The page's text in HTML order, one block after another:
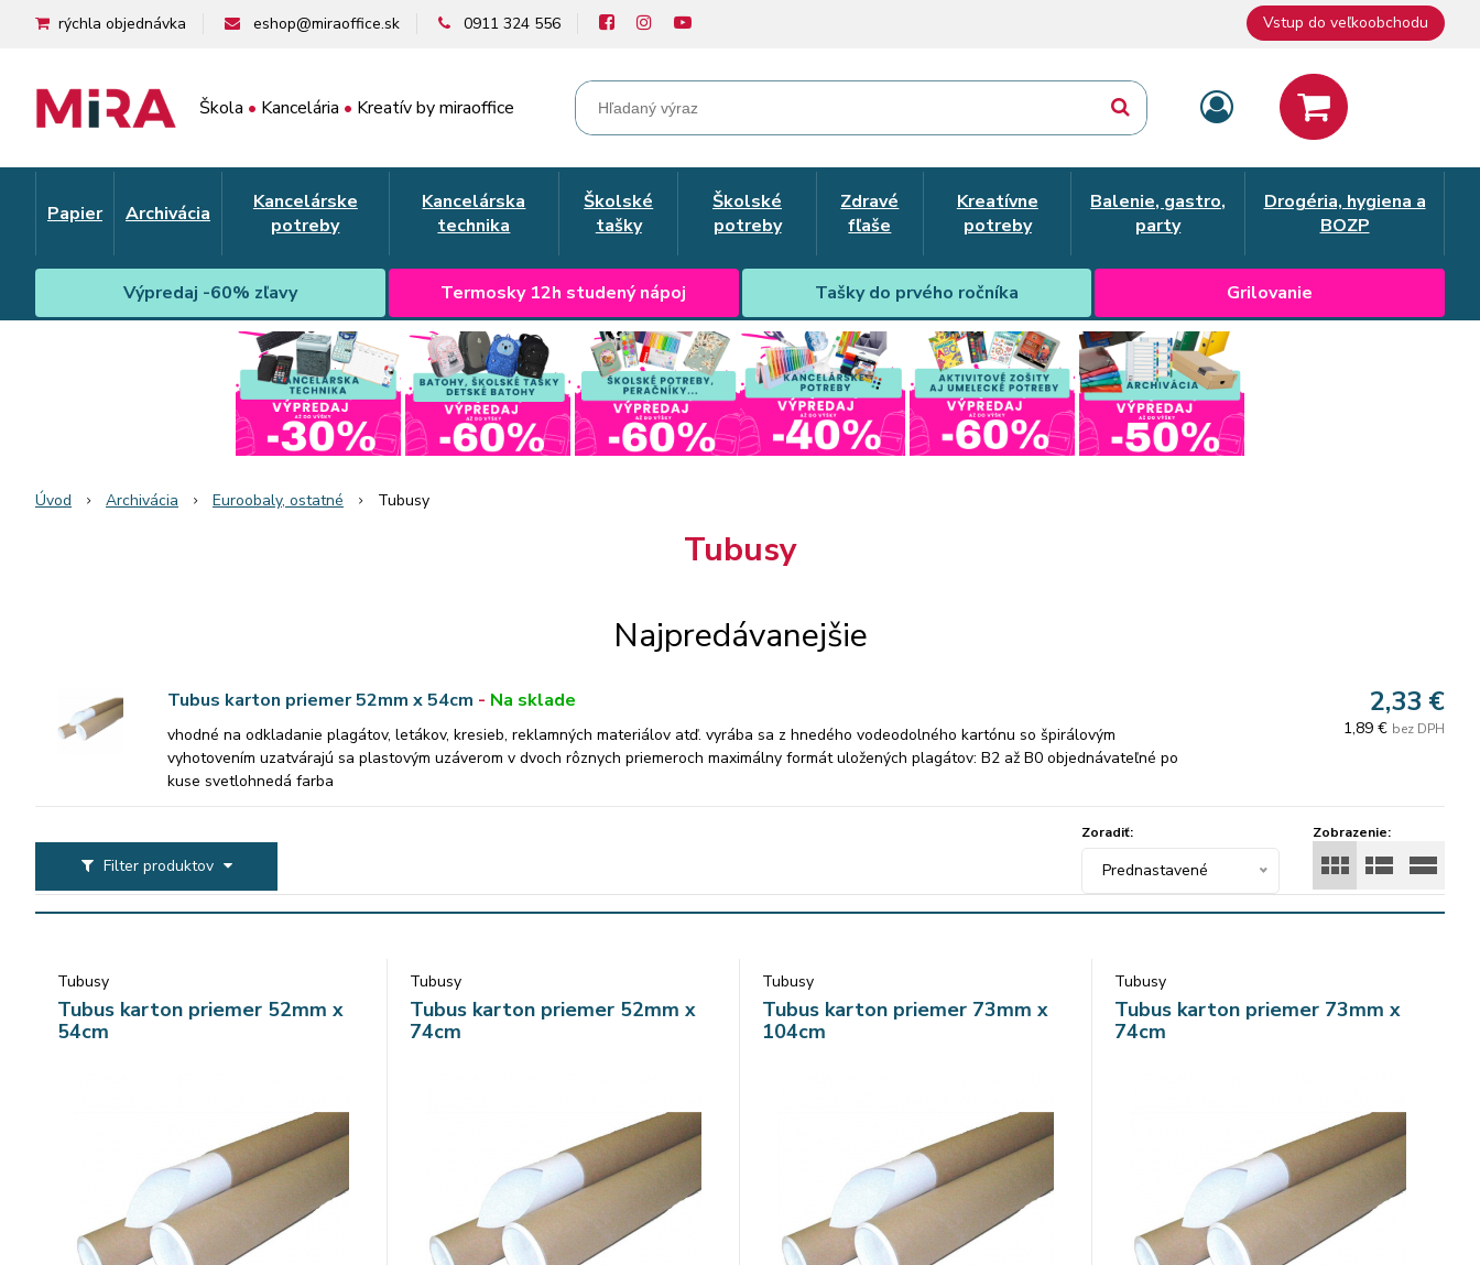
Škola • Kancelária • Kreatív by miraoffice
rýchla objednávka eshop@miraoffice.sk 0911 324 556 Vstup do veľkoobchodu
Papier Archivácia
Kancelárske
potreby
Kancelárska
technika
Školské
tašky
Školské
potreby
Zdravé
fľaše
Kreatívne
potreby
Balenie, gastro,
party
Drogéria, hygiena a
BOZP
Výpredaj -60% zľavy Termosky 12h studený nápoj Tašky do prvého ročníka Grilovanie
Úvod Archivácia Euroobaly, ostatné Tubusy
Tubusy
Najpredávanejšie
Tubus karton priemer 52mm x 54cm - Na sklade
vhodné na odkladanie plagátov, letákov, kresieb, reklamných materiálov atď. vyrába sa z hnedého vodeodolného kartónu so špirálovým
vyhotovením uzatvárajú sa plastovým uzáverom v dvoch rôznych priemeroch maximálny formát uložených plagátov: B2 až B0 objednávateľné po
kuse svetlohnedá farba
2,33 €
1,89 € bez DPH
Filter produktov
Zobrazenie:
Zoradiť:
Prednastavené
Tubusy
Tubus karton priemer 52mm x
54cm
Tubusy
Tubus karton priemer 52mm x
74cm
Tubusy
Tubus karton priemer 73mm x
104cm
Tubusy
Tubus karton priemer 73mm x
74cm